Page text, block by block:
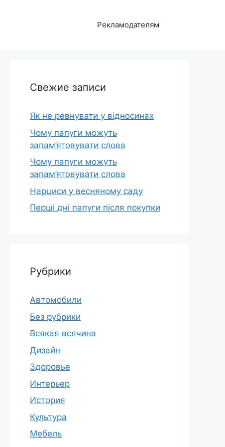
Рекламодателям
Свежие записи
Як не ревнувати у відносинах
Чому папуги можуть
запам’ятовувати слова
Чому папуги можуть
запам’ятовувати слова
Нарциси у весняному саду
Перші дні папуги після покупки
Рубрики
Автомобили
Без рубрики
Всякая всячина
Дизайн
Здоровье
Интерьер
История
Культура
Мебель